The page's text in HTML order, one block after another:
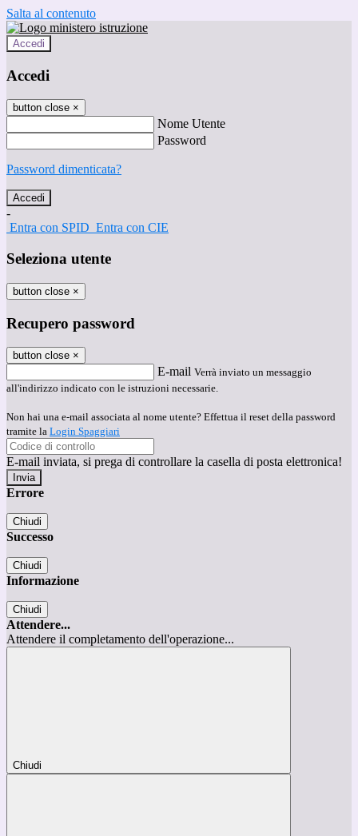
Salta al contenuto
Accedi
Accedi
button close ×
Nome Utente
Password
Password dimenticata?
-
Entra con SPID Entra con CIE
Seleziona utente
button close ×
Recupero password
button close ×
E-mail Verrà inviato un messaggio
all'indirizzo indicato con le istruzioni necessarie.
Non hai una e-mail associata al nome utente? Effettua il reset della password
tramite la Login Spaggiari
E-mail inviata, si prega di controllare la casella di posta elettronica!
Errore
Chiudi
Successo
Chiudi
Informazione
Chiudi
Attendere...
Attendere il completamento dell'operazione...
Chiudi